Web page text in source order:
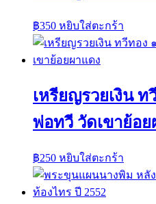
฿350 หยิบใส่ตะกร้า
เหรียญรวยเงิน
พ่อทวี วัดเขาย้อย
฿250 หยิบใส่ตะกร้า